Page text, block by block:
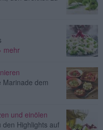
mehr
Marinade dem
und einölen
den Highlights auf